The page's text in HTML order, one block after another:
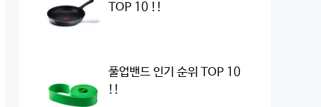
TOP 10 !!
풀업밴드 인기 순위 TOP 10
!!